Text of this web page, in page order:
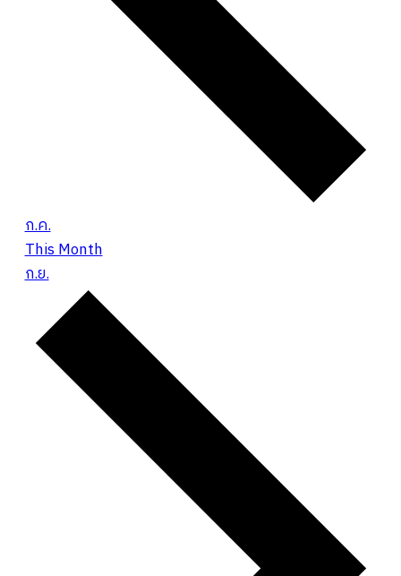
ก.ค.
This Month
ก.ย.